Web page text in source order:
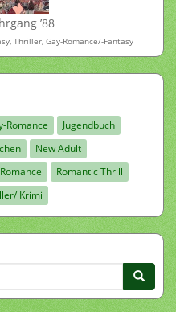
’88
Thriller, Gay-Romance/-Fantasy
Romance
Jugendbuch
New Adult
Romance
Romantic Thrill
Krimi